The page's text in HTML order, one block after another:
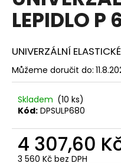
0,0
hvězdiček.
LEPIDLO P
UNIVERZÁLNÍ
Můžeme doručit do:
Skladem (10 ks)
Kód: DPSULP680
4 307,60
3 560 Kč bez DPH
a
j
í
t
?